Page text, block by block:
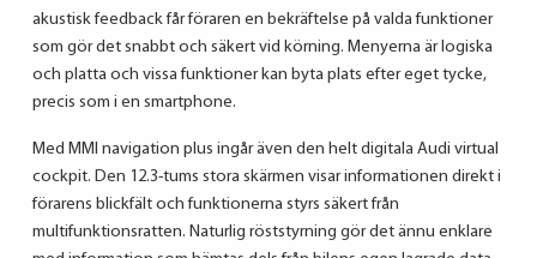
akustisk feedback får föraren en bekräftelse på valda funktioner
som gör det snabbt och säkert vid körning. Menyerna är logiska
och platta och vissa funktioner kan byta plats efter eget tycke,
precis som i en smartphone.
Med MMI navigation plus ingår även den helt digitala Audi virtual
cockpit. Den 12.3-tums stora skärmen visar informationen direkt i
förarens blickfält och funktionerna styrs säkert från
multifunktionsratten. Naturlig röststyrning gör det ännu enklare